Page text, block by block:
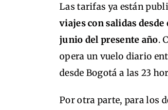
Las tarifas ya están
viajes con salidas
junio del presente año.
opera un vuelo diario
desde Bogotá a las 23
Por otra parte, para los